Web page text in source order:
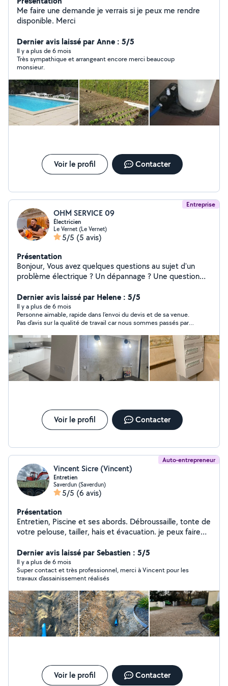
Me faire une demande je verrais si je peux me rendre
disponible. Merci
Dernier avis laissé par Anne : 5/5
Il y a plus de 6 mois
Très sympathique et arrangeant encore merci beaucoup
monsieur.
Voir le profil Contacter
Entreprise
OHM SERVICE 09
Électricien
Le Vernet (Le Vernet)
5/5 (5 avis)
Présentation
Bonjour, Vous avez quelques questions au sujet d'un
problème électrique ? Un dépannage ? Une question
Google ou mon site internet vous aurez tous les
renseignements nécessaires. Vous pouvez voir quelques
réalisations de mes chantiers sur tiktok et Instagram
Tiktok : Sacha_delaurier Instagram : ohm_service_09
Installation neuf, rénovation, dépannage Vmc,
motorisation de portail, domotique SARL OHM SERVICE
09 DELAURIER SACHA
Dernier avis laissé par Helene : 5/5
Il y a plus de 6 mois
Personne aimable, rapide dans l’envoi du devis et de sa venue.
Pas d’avis sur la qualité de travail car nous sommes passés par
Voir le profil Contacter
Auto-entrepreneur
Vincent Sicre (Vincent)
Entretien
Saverdun (Saverdun)
5/5 (6 avis)
Présentation
Entretien, Piscine et ses abords. Débroussaille, tonte de
votre pelouse, tailler, hais et évacuation. je peux faire
poids Lourds 6,4 poly benne. terrassement
aménagement de terre assainissement n'hésitez pas à
me contacter.
Dernier avis laissé par Sebastien : 5/5
Il y a plus de 6 mois
Super contact et très professionnel, merci à Vincent pour les
travaux d’assainissement réalisés
Voir le profil Contacter